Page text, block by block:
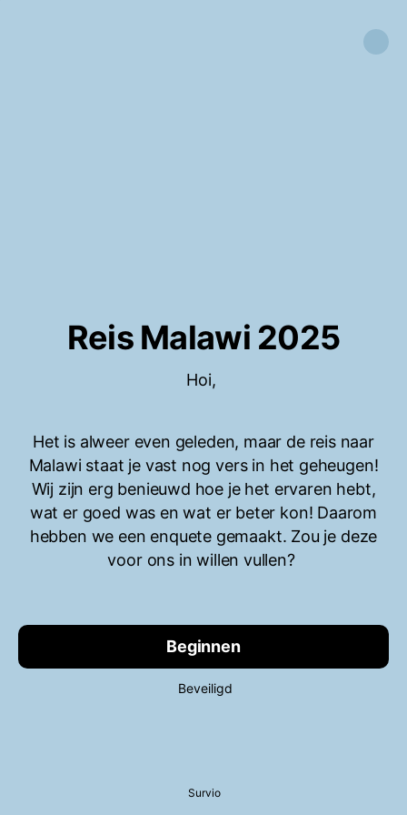
Reis Malawi 2025
Hoi,
Het is alweer even geleden, maar de reis naar
Malawi staat je vast nog vers in het geheugen!
Wij zijn erg benieuwd hoe je het ervaren hebt,
wat er goed was en wat er beter kon! Daarom
hebben we een enquete gemaakt. Zou je deze
voor ons in willen vullen?
Beginnen
Beveiligd
Survio